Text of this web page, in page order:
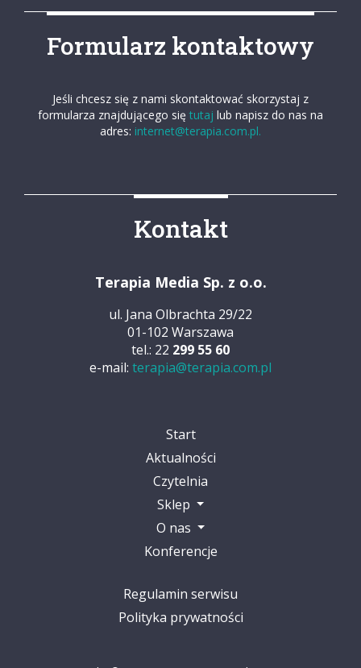
Formularz kontaktowy
Jeśli chcesz się z nami skontaktować skorzystaj z
formularza znajdującego się tutaj lub napisz do nas na
adres: internet@terapia.com.pl.
Kontakt
Terapia Media Sp. z o.o.
ul. Jana Olbrachta 29/22
01-102 Warszawa
tel.: 22 299 55 60
e-mail: terapia@terapia.com.pl
Start
Aktualności
Czytelnia
Sklep
O nas
Konferencje
Regulamin serwisu
Polityka prywatności